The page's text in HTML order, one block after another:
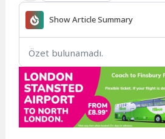
Show Article Summary
Özet bulunamadı.